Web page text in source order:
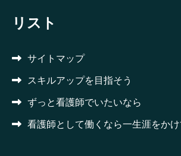
リスト
サイトマップ
スキルアップを目指そう
ずっと看護師でいたいなら
看護師として働くなら一生涯をか